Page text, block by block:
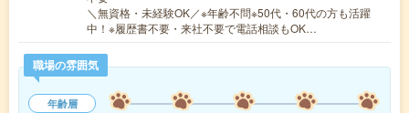
＼無資格・未経験OK／※年齢不問※50代・60代の方も活躍
中！※履歴書不要・来社不要で電話相談もOK…
職場の雰囲気
年齢層